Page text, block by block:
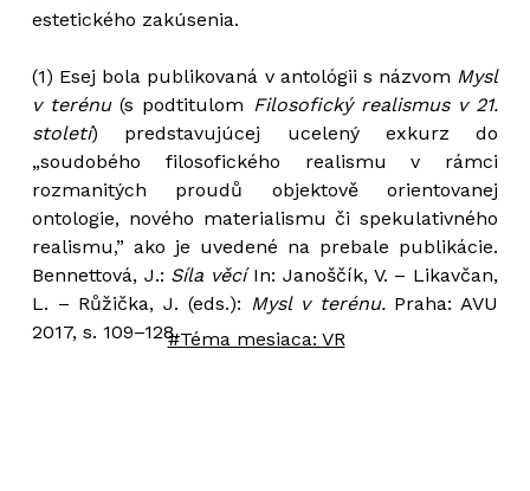
estetického zakúsenia.
(1) Esej bola publikovaná v antológii s názvom Mysl
v terénu(s podtitulom Filosofický realismus v 21.
století) predstavujúcej ucelený exkurz do
„soudobého filosofického realismu v rámci
rozmanitých proudů objektově orientovanej
ontologie, nového materialismu či spekulativného
realismu,” ako je uvedené na prebale publikácie.
Bennettová, J.: Síla věcíIn: Janoščík, V. – Likavčan,
L. – Růžička, J. (eds.): Mysl v terénu.Praha: AVU
2017, s. 109–128.#Téma mesiaca: VR